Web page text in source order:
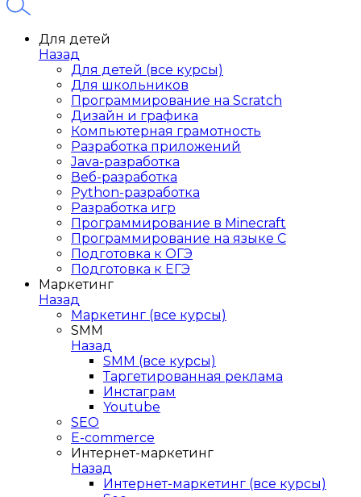
Для детей
Назад
Для детей (все курсы)
Для школьников
Программирование на Scratch
Дизайн и графика
Компьютерная грамотность
Разработка приложений
Java-разработка
Веб-разработка
Python-разработка
Разработка игр
Программирование в Minecraft
Программирование на языке C
Подготовка к ОГЭ
Подготовка к ЕГЭ
Маркетинг
Назад
Маркетинг (все курсы)
SMM
Назад
SMM (все курсы)
Таргетированная реклама
Инстаграм
Youtube
SEO
E-сommerce
Интернет-маркетинг
Назад
Интернет-маркетинг (все курсы)